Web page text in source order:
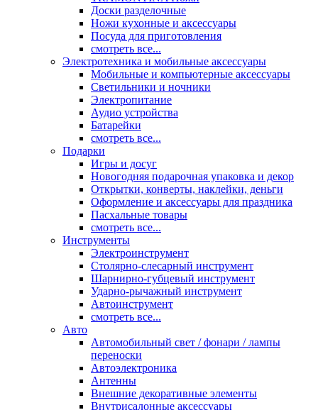
Доски разделочные
Ножи кухонные и аксессуары
Посуда для приготовления
смотреть все...
Электротехника и мобильные аксессуары
Мобильные и компьютерные аксессуары
Светильники и ночники
Электропитание
Аудио устройства
Батарейки
смотреть все...
Подарки
Игры и досуг
Новогодняя подарочная упаковка и декор
Открытки, конверты, наклейки, деньги
Оформление и аксессуары для праздника
Пасхальные товары
смотреть все...
Инструменты
Электроинструмент
Столярно-слесарный инструмент
Шарнирно-губцевый инструмент
Ударно-рычажный инструмент
Автоинструмент
смотреть все...
Авто
Автомобильный свет / фонари / лампы
переноски
Автоэлектроника
Антенны
Внешние декоративные элементы
Внутрисалонные аксессуары